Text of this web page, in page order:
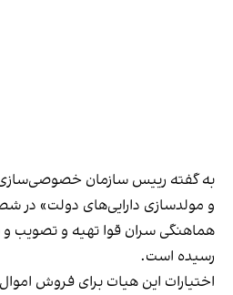
به گفته رییس سازمان
و مولدسازی دارایی‌های دولت»
هماهنگی سران قوا تهیه و تصویب
رسیده است.
اختیارات این هیات برای فروش